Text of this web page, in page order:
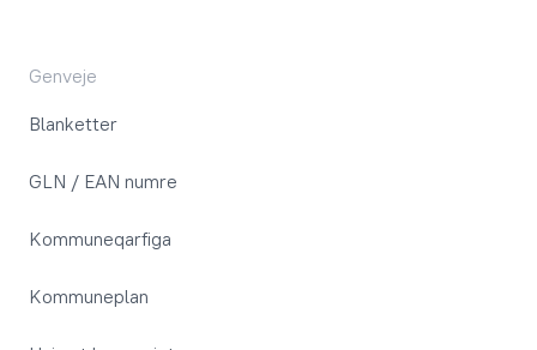
Genveje
Blanketter
GLN / EAN numre
Kommuneqarfiga
Kommuneplan